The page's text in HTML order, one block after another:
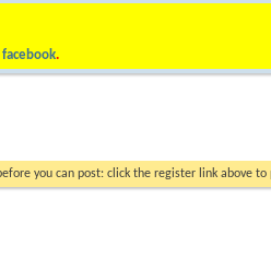
.
you can post: click the register link above